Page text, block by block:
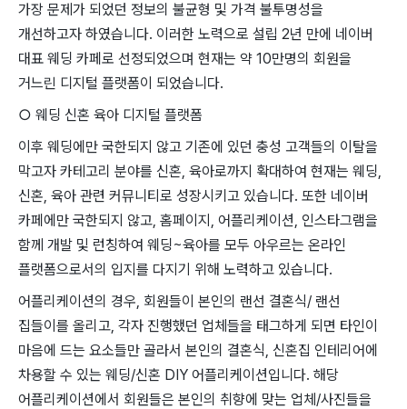
가장 문제가 되었던 정보의 불균형 및 가격 불투명성을
개선하고자 하였습니다. 이러한 노력으로 설립 2년 만에 네이버
대표 웨딩 카페로 선정되었으며 현재는 약 10만명의 회원을
거느린 디지털 플랫폼이 되었습니다.
○ 웨딩 신혼 육아 디지털 플랫폼
이후 웨딩에만 국한되지 않고 기존에 있던 충성 고객들의 이탈을
막고자 카테고리 분야를 신혼, 육아로까지 확대하여 현재는 웨딩,
신혼, 육아 관련 커뮤니티로 성장시키고 있습니다. 또한 네이버
카페에만 국한되지 않고, 홈페이지, 어플리케이션, 인스타그램을
함께 개발 및 런칭하여 웨딩~육아를 모두 아우르는 온라인
플랫폼으로서의 입지를 다지기 위해 노력하고 있습니다.
어플리케이션의 경우, 회원들이 본인의 랜선 결혼식/ 랜선
집들이를 올리고, 각자 진행했던 업체들을 태그하게 되면 타인이
마음에 드는 요소들만 골라서 본인의 결혼식, 신혼집 인테리어에
차용할 수 있는 웨딩/신혼 DIY 어플리케이션입니다. 해당
어플리케이션에서 회원들은 본인의 취향에 맞는 업체/사진들을